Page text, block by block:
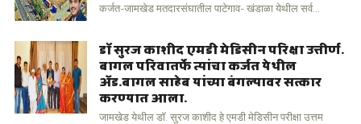
कर्जत-जामखेड मतदारसंघातील पाटेगाव- खंडाळा येथील सर्व...
डॉ सुरज काशीद एमडी मेडिसीन परिक्षा उत्तीर्ण.
बागल परिवातर्फे त्यांचा कर्जत येथील
अ‍ॅड.बागल साहेब यांच्या बंगल्यावर सत्कार
करण्यात आला.
जामखेड येथील डॉ. सुरज काशीद हे एमडी मेडिसीन परीक्षा उत्तम